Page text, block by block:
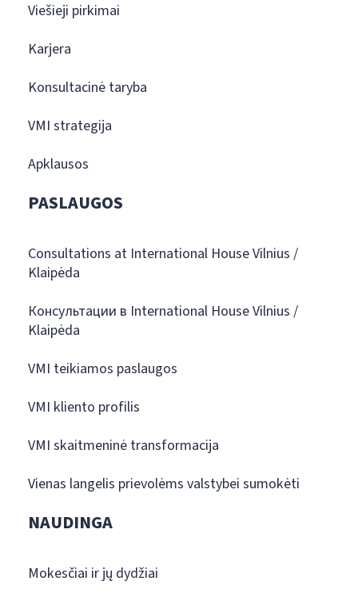
Viešieji pirkimai
Karjera
Konsultacinė taryba
VMI strategija
Apklausos
PASLAUGOS
Consultations at International House Vilnius /
Klaipėda
Консультации в International House Vilnius /
Klaipėda
VMI teikiamos paslaugos
VMI kliento profilis
VMI skaitmeninė transformacija
Vienas langelis prievolėms valstybei sumokėti
NAUDINGA
Mokesčiai ir jų dydžiai